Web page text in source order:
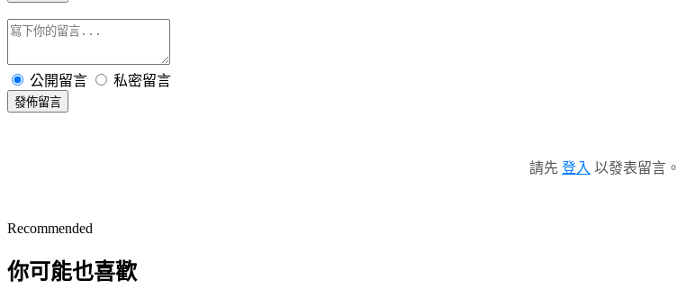
公開留言 私密留言
發佈留言
請先 登入 以發表留言。
Recommended
你可能也喜歡